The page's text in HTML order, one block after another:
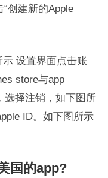
创建新的Apple
设置界面点击账
store与app
选择注销，如下图所
ID。如下图所示
国的app?